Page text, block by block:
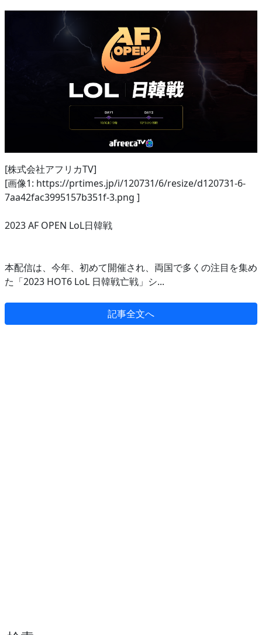
[株式会社アフリカTV]
[画像1: https://prtimes.jp/i/120731/6/resize/d120731-6-
7aa42fac3995157b351f-3.png ]
2023 AF OPEN LoL日韓戦
本配信は、今年、初めて開催され、両国で多くの注目を集め
た「2023 HOT6 LoL 日韓戦亡戦」シ...
記事全文へ